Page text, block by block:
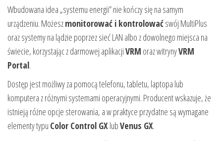
Wbudowana idea „systemu energii” nie kończy się na samym
urządzeniu. Możeszmonitorować i kontrolowaćswój MultiPlus
oraz systemy na lądzie poprzez sieć LAN albo z dowolnego miejsca na
świecie, korzystając z darmowej aplikacjiVRM oraz witrynyVRM
Portal.
Dostęp jest możliwy za pomocą telefonu, tabletu, laptopa lub
komputera z różnymi systemami operacyjnymi. Producent wskazuje, że
istnieją różne opcje sterowania, a w praktyce przydatne są wymagane
elementy typu Color Control GX lubVenus GX.